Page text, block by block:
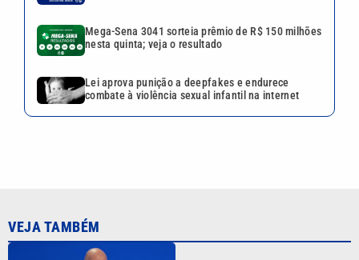
Mega-Sena 3041 sorteia prêmio de R$ 150 milhões
nesta quinta; veja o resultado
Lei aprova punição a deepfakes e endurece
combate à violência sexual infantil na internet
VEJA TAMBÉM